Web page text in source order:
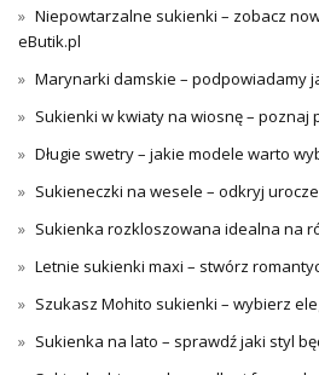
Niepowtarzalne sukienki – zobacz
eButik.pl
Marynarki damskie – podpowiadamy
Sukienki w kwiaty na wiosnę – poznaj
Długie swetry – jakie modele warto
Sukieneczki na wesele – odkryj
Sukienka rozkloszowana idealna na
Letnie sukienki maxi – stwórz
Szukasz Mohito sukienki – wybierz
Sukienka na lato – sprawdź jaki styl